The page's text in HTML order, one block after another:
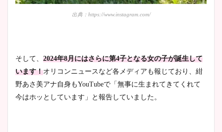
出典：https://www.instagram.com/
そして、 2024年8月にはさらに第4子となる女の子が誕生して
います！オリコンニュースなど各メディアも報じており、紺
野あさ美アナ自身もYouTubeで「無事に生まれてきてくれて
今はホッとしています」と報告していました。